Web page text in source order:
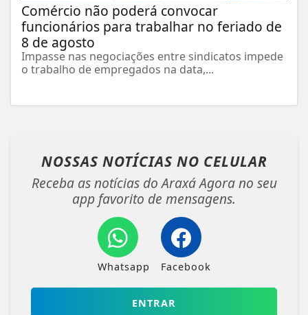
Comércio não poderá convocar
funcionários para trabalhar no feriado de
8 de agosto
Impasse nas negociações entre sindicatos impede
o trabalho de empregados na data,...
NOSSAS NOTÍCIAS NO CELULAR
Receba as notícias do Araxá Agora no seu
app favorito de mensagens.
Whatsapp Facebook
ENTRAR